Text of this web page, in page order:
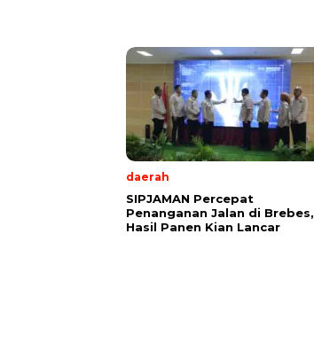
daerah
SIPJAMAN Percepat
Penanganan Jalan di Brebes,
Hasil Panen Kian Lancar